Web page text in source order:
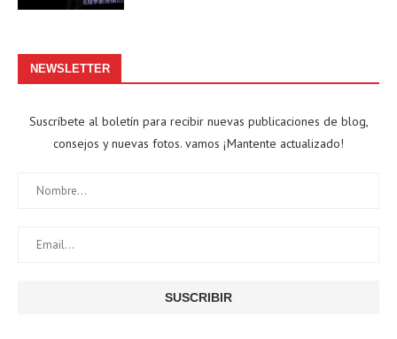
NEWSLETTER
Suscríbete al boletín para recibir nuevas publicaciones de blog,
consejos y nuevas fotos. vamos ¡Mantente actualizado!